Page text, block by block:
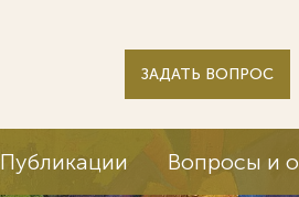
ЗАДАТЬ ВОПРОС
Публикации Вопросы и